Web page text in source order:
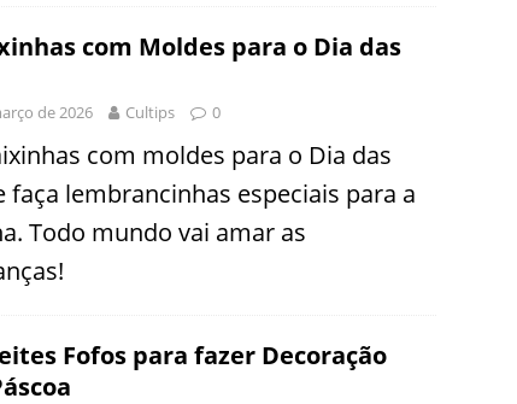
com Moldes para o Dia das
de 2026 Cultips 0
com moldes para o Dia das
faça lembrancinhas especiais para a
Todo mundo vai amar as
Fofos para fazer Decoração